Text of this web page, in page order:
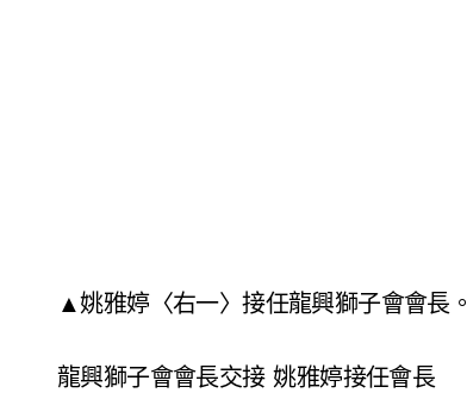
▲姚雅婷〈右一〉接任龍興獅子會會長。
龍興獅子會會長交接 姚雅婷接任會長